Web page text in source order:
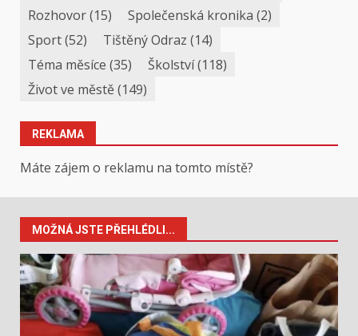
Rozhovor(15) Společenská kronika (2)
Sport(52) Tištěný Odraz (14)
Téma měsíce (35) Školství(118)
Život ve městě(149)
REKLAMA
Máte zájem o reklamu na tomto místě?
MOŽNÁ JSTE PŘEHLÉDLI...